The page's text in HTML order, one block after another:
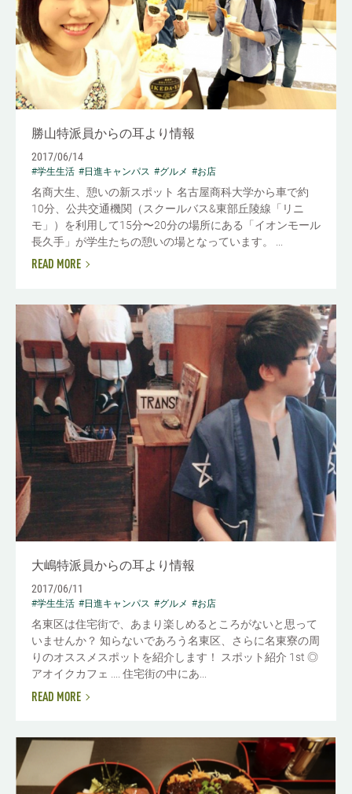
勝山特派員からの耳より情報
2017/06/14
#学生生活 #日進キャンパス #グルメ #お店
名商大生、憩いの新スポット 名古屋商科大学から車で約
10分、公共交通機関（スクールバス&東部丘陵線「リニ
モ」）を利用して15分〜20分の場所にある「イオンモール
長久手」が学生たちの憩いの場となっています。 ...
READ MORE
大嶋特派員からの耳より情報
2017/06/11
#学生生活 #日進キャンパス #グルメ #お店
名東区は住宅街で、あまり楽しめるところがないと思って
いませんか？ 知らないであろう名東区、さらに名東寮の周
りのオススメスポットを紹介します！ スポット紹介 1st ◎
アオイクカフェ .... 住宅街の中にあ...
READ MORE